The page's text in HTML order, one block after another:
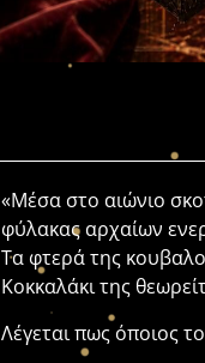
«Μέσα στο αιώνιο
φύλακας αρχαίων
Τα φτερά της
Κοκκαλάκι της
Λέγεται πως όποιος